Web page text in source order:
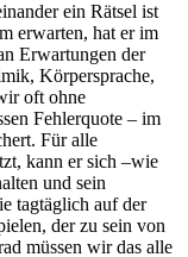
ein Rätsel ist
erwarten, hat er im
Erwartungen der
Körpersprache,
oft ohne
Fehlerquote – im
Für alle
kann er sich –wie
und sein
tagtäglich auf der
der zu sein von
müssen wir das alle